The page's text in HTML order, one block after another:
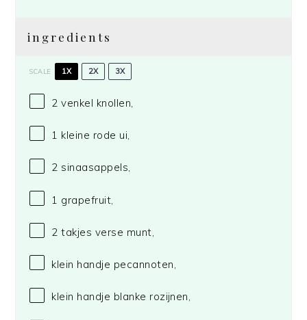
ingredients
SCALE 1X 2X 3X
2 venkel knollen,
1 kleine rode ui,
2 sinaasappels,
1 grapefruit,
2 takjes verse munt,
klein handje pecannoten,
klein handje blanke rozijnen,